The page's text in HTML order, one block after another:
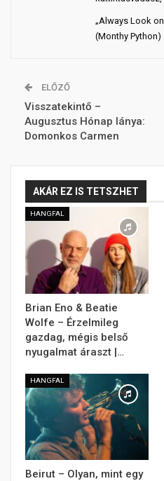
„Always Look
(Monthy Python)
ELŐZŐ
Visszatekintő –
Augusztus Hónap lánya:
Domonkos Carmen
AKÁR EZ IS TETSZHET
HANGFAL
Brian Eno & Beatie
Wolfe – Érzelmileg
gazdag, mégis belső
nyugalmat áraszt |…
HANGFAL
Beirut – Olyan, mint egy